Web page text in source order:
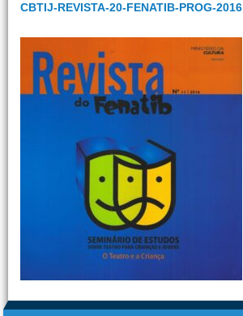
CBTIJ-REVISTA-20-FENATIB-PROG-2016